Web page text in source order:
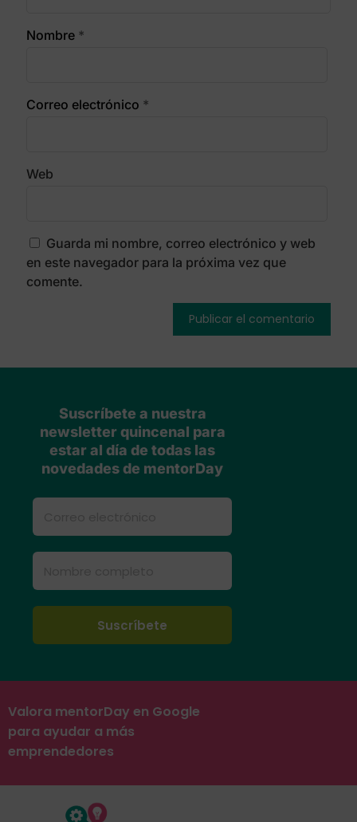
Nombre *
Correo electrónico *
Web
Guarda mi nombre, correo electrónico y web
en este navegador para la próxima vez que
comente.
Suscríbete a nuestra
newsletter quincenal para
estar al día de todas las
novedades de mentorDay
Valora mentorDay en Google
para ayudar a más
emprendedores